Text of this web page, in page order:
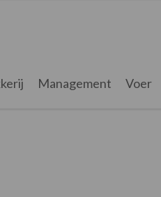
Management Voer